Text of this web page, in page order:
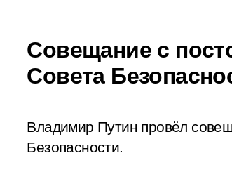
Совещание с
Совета
Владимир Путин провёл
Безопасности.